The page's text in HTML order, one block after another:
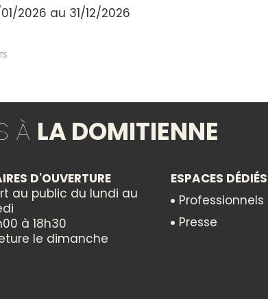
2026 au 31/12/2026
extérieure
PAIEMENT
À LA DOMITIENNE
D'OUVERTURE
au public du lundi au
à 18h30
le dimanche
ESPACES DÉDIÉS
Professionnels
Presse